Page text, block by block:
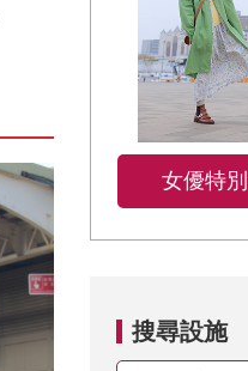
女優特
搜尋設施